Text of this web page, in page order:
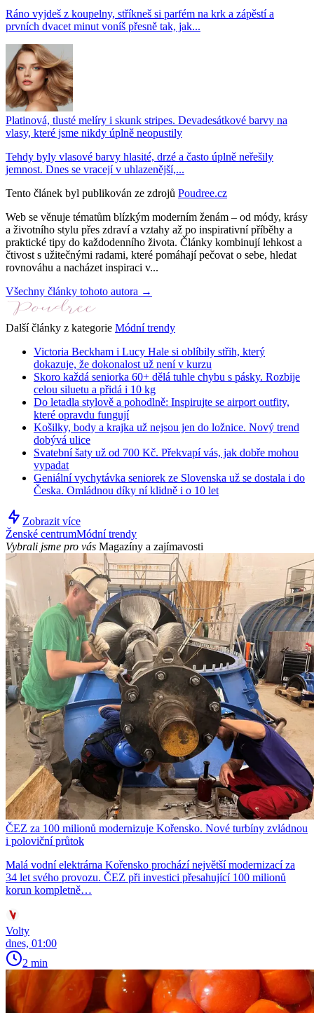
Ráno vyjdeš z koupelny, stříkneš si parfém na krk a zápěstí a
prvních dvacet minut voníš přesně tak, jak...
Platinová, tlusté melíry i skunk stripes. Devadesátkové barvy na
vlasy, které jsme nikdy úplně neopustily
Tehdy byly vlasové barvy hlasité, drzé a často úplně neřešily
jemnost. Dnes se vracejí v uhlazenější,...
Tento článek byl publikován ze zdrojů Poudree.cz
Web se věnuje tématům blízkým moderním ženám – od módy, krásy
a životního stylu přes zdraví a vztahy až po inspirativní příběhy a
praktické tipy do každodenního života. Články kombinují lehkost a
čtivost s užitečnými radami, které pomáhají pečovat o sebe, hledat
rovnováhu a nacházet inspiraci v...
Všechny články tohoto autora →
Další články z kategorie Módní trendy
Victoria Beckham i Lucy Hale si oblíbily střih, který
dokazuje, že dokonalost už není v kurzu
Skoro každá seniorka 60+ dělá tuhle chybu s pásky. Rozbije
celou siluetu a přidá i 10 kg
Do letadla stylově a pohodlně: Inspirujte se airport outfity,
které opravdu fungují
Košilky, body a krajka už nejsou jen do ložnice. Nový trend
dobývá ulice
Svatební šaty už od 700 Kč. Překvapí vás, jak dobře mohou
vypadat
Geniální vychytávka seniorek ze Slovenska už se dostala i do
Česka. Omládnou díky ní klidně i o 10 let
Zobrazit více
Ženské centrumMódní trendy
Vybrali jsme pro vás Magazíny a zajímavosti
ČEZ za 100 milionů modernizuje Kořensko. Nové turbíny zvládnou
i poloviční průtok
Malá vodní elektrárna Kořensko prochází největší modernizací za
34 let svého provozu. ČEZ při investici přesahující 100 milionů
korun kompletně…
Volty
dnes, 01:00
2 min